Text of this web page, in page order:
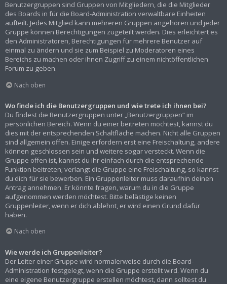
Benutzergruppen sind Gruppen von Mitgliedern, die die Mitglieder
des Boards in für die Board-Administration verwaltbare Einheiten
aufteilt. Jedes Mitglied kann mehreren Gruppen angehören und jeder
Gruppe können Berechtigungen zugeteilt werden. Dies erleichtert es
den Administratoren, Berechtigungen für mehrere Benutzer auf
einmal zu ändern und sie zum Beispiel zu Moderatoren eines
Bereichs zu machen oder ihnen Zugriff zu einem nichtöffentlichen
Forum zu geben.
Nach oben
Wo finde ich die Benutzergruppen und wie trete ich ihnen bei?
Du findest die Benutzergruppen unter „Benutzergruppen“ im
persönlichen Bereich. Wenn du einer beitreten möchtest, kannst du
dies mit der entsprechenden Schaltfläche machen. Nicht alle Gruppen
sind allgemein offen. Einige erfordern erst eine Freischaltung, andere
können geschlossen sein und weitere sogar versteckt. Wenn die
Gruppe offen ist, kannst du ihr einfach durch die entsprechende
Funktion beitreten; verlangt die Gruppe eine Freischaltung, so kannst
du dich für sie bewerben. Ein Gruppenleiter muss daraufhin deinen
Antrag annehmen. Er könnte fragen, warum du in die Gruppe
aufgenommen werden möchtest. Bitte belästige keinen
Gruppenleiter, wenn er dich ablehnt, er wird einen Grund dafür
haben.
Nach oben
Wie werde ich Gruppenleiter?
Der Leiter einer Gruppe wird normalerweise durch die Board-
Administration festgelegt, wenn die Gruppe erstellt wird. Wenn du
eine eigene Benutzergruppe erstellen möchtest, dann solltest du